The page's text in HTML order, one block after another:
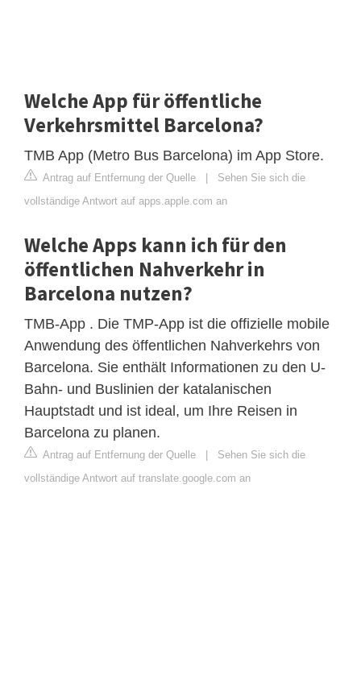
Welche App für öffentliche
Verkehrsmittel Barcelona?
TMB App (Metro Bus Barcelona) im App Store.
Antrag auf Entfernung der Quelle
Sehen Sie sich die
vollständige Antwort auf apps.apple.com an
Welche Apps kann ich für den
öffentlichen Nahverkehr in
Barcelona nutzen?
TMB-App . Die TMP-App ist die offizielle mobile
Anwendung des öffentlichen Nahverkehrs von
Barcelona. Sie enthält Informationen zu den U-
Bahn- und Buslinien der katalanischen
Hauptstadt und ist ideal, um Ihre Reisen in
Barcelona zu planen.
Antrag auf Entfernung der Quelle
Sehen Sie sich die
vollständige Antwort auf translate.google.com an